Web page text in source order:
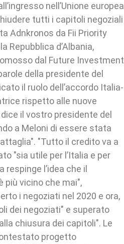
nell’Unione europea
tutti i capitoli negoziali
Adnkronos da Fii Priority
Repubblica d’Albania,
dal Future Investment
della presidente del
il ruolo dell’accordo Italia-
rispetto alle nuove
il vostro presidente del
a Meloni di essere stata
"Tutto il credito va a
"sia utile per l’Italia e per
respinge l’idea che il
più vicino che mai",
i negoziati nel 2020 e ora,
dei negoziati" e superato
chiusura dei capitoli". Le
progetto